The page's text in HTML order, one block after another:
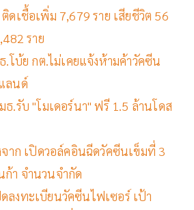
ดเชื้อเพิ่ม 7,679 ราย เสียชีวิต 56
ราย
.โบ้ย กต.ไม่เคยแจ้งห้ามค้าวัคซีน
ลนด์
.รับ "โมเดอร์นา" ฟรี 1.5 ล้านโดส
จาก เปิดวอล์คอินฉีดวัคซีนเข็มที่ 3
ก้า จำนวนจำกัด
งทะเบียนวัคซีนไฟเซอร์ เป้า